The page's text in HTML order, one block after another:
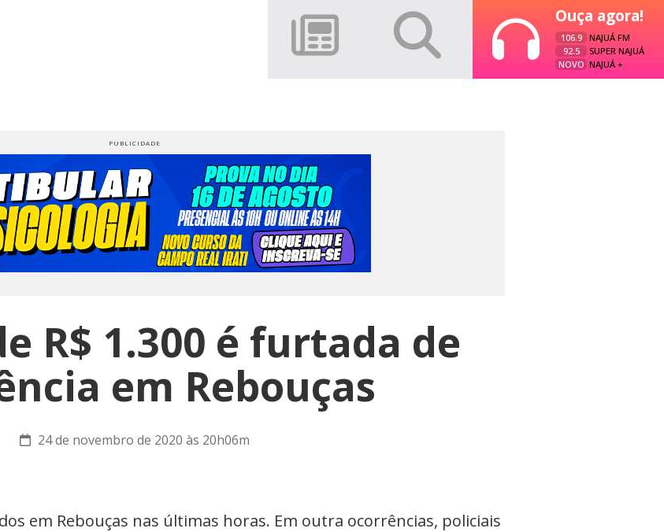
Ouça agora!
106.9
NAJUÁ FM
92.5
SUPER NAJUÁ
NOVO NAJUÁ +
R$ 1.300 é furtada de
em Rebouças
24 de novembro de 2020 às 20h06m
em Rebouças nas últimas horas. Em outra ocorrências, policiais